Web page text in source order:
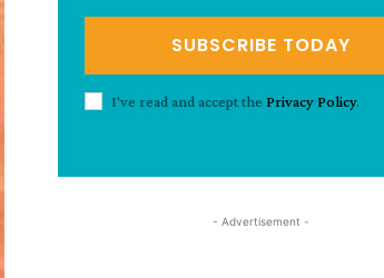
SUBSCRIBE TODAY
I've read and accept the Privacy Policy.
- Advertisement -